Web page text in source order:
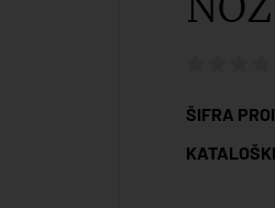
ŠIFRA